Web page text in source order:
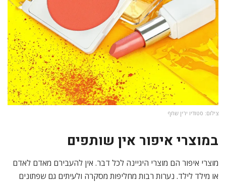
צילום: סטודיו ירין שחף
במוצרי איפור אין שותפים
מוצרי איפור הם מוצרי היגיינה לכל דבר. אין להעבירם מאדם לאדם
או מילד לילד. נערות רבות מחליפות מסקרה ולעיתים גם שפתונים